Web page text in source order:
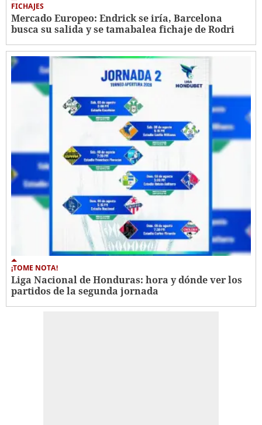
FICHAJES
Mercado Europeo: Endrick se iría, Barcelona
busca su salida y se tamabalea fichaje de Rodri
¡TOME NOTA!
Liga Nacional de Honduras: hora y dónde ver los
partidos de la segunda jornada